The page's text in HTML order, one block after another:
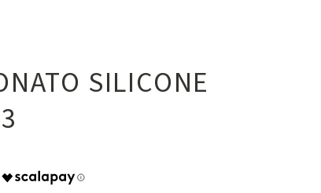
SILICONE